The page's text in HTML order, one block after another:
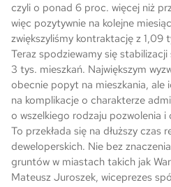
czyli o ponad 6 proc. więcej niż
więc pozytywnie na kolejne
zwiększyliśmy kontraktację z 1,09
Teraz spodziewamy się
3 tys. mieszkań. Największym
obecnie popyt na mieszkania, ale
na komplikacje o charakterze
o wszelkiego rodzaju pozwolenia i
To przekłada się na dłuższy czas
deweloperskich. Nie bez
gruntów w miastach takich jak
Mateusz Juroszek, wiceprezes